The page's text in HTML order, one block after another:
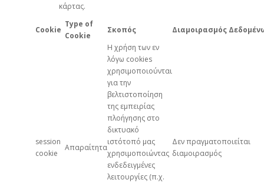
κάρτας.
Cookie
Type of
Cookie
Σκοπός Διαμοιρασμός
session
cookie
Απαραίτητα
Η χρήση των εν
λόγω cookies
χρησιμοποιούνται
για την
βελτιστοποίηση
της εμπειρίας
πλοήγησης στο
δικτυακό
ιστότοπό μας
χρησιμοποιώντας
ενδεδειγμένες
λειτουργίες (π.χ.
Δεν πραγματοποιείται
διαμοιρασμός